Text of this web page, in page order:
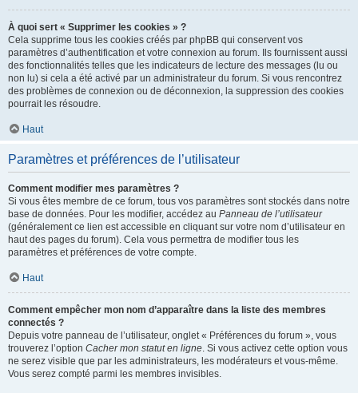
À quoi sert « Supprimer les cookies » ?
Cela supprime tous les cookies créés par phpBB qui conservent vos
paramètres d’authentification et votre connexion au forum. Ils fournissent aussi
des fonctionnalités telles que les indicateurs de lecture des messages (lu ou
non lu) si cela a été activé par un administrateur du forum. Si vous rencontrez
des problèmes de connexion ou de déconnexion, la suppression des cookies
pourrait les résoudre.
Haut
Paramètres et préférences de l’utilisateur
Comment modifier mes paramètres ?
Si vous êtes membre de ce forum, tous vos paramètres sont stockés dans notre
base de données. Pour les modifier, accédez au Panneau de l’utilisateur
(généralement ce lien est accessible en cliquant sur votre nom d’utilisateur en
haut des pages du forum). Cela vous permettra de modifier tous les
paramètres et préférences de votre compte.
Haut
Comment empêcher mon nom d’apparaître dans la liste des membres
connectés ?
Depuis votre panneau de l’utilisateur, onglet « Préférences du forum », vous
trouverez l’option Cacher mon statut en ligne. Si vous activez cette option vous
ne serez visible que par les administrateurs, les modérateurs et vous-même.
Vous serez compté parmi les membres invisibles.